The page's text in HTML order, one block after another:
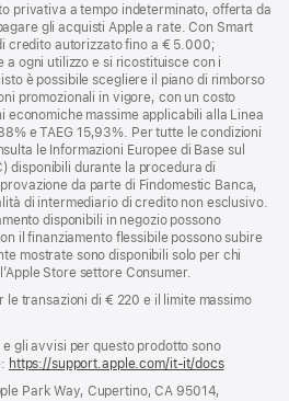
privativa a tempo indeterminato, offerta da
gli acquisti Apple a rate. Con Smart
credito autorizzato fino a € 5.000;
a ogni utilizzo e si ricostituisce con i
è possibile scegliere il piano di rimborso
promozionali in vigore, con un costo
economiche massime applicabili alla Linea
e TAEG 15,93%. Per tutte le condizioni
le Informazioni Europee di Base sul
disponibili durante la procedura di
da parte di Findomestic Banca,
di intermediario di credito non esclusivo.
disponibili in negozio possono
il finanziamento flessibile possono subire
mostrate sono disponibili solo per chi
Store settore Consumer.
le transazioni di € 220 e il limite massimo
gli avvisi per questo prodotto sono
https://support.apple.com/it-it/docs(si
Park Way, Cupertino, CA 95014,